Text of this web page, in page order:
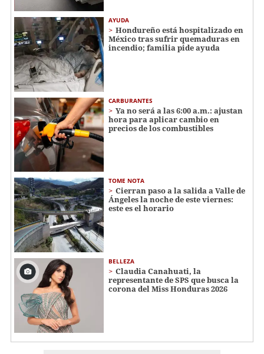
AYUDA
Hondureño está hospitalizado en
México tras sufrir quemaduras en
incendio; familia pide ayuda
CARBURANTES
Ya no será a las 6:00 a.m.: ajustan
hora para aplicar cambio en
precios de los combustibles
TOME NOTA
Cierran paso a la salida a Valle de
Ángeles la noche de este viernes:
este es el horario
BELLEZA
Claudia Canahuati, la
representante de SPS que busca la
corona del Miss Honduras 2026